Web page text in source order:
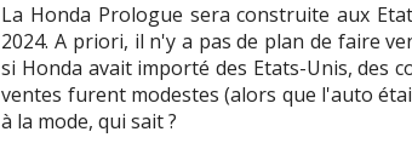
La Honda Prologue sera construite aux
2024. A priori, il n'y a pas de plan de faire
si Honda avait importé des Etats-Unis, des
ventes furent modestes (alors que l'auto
à la mode, qui sait ?